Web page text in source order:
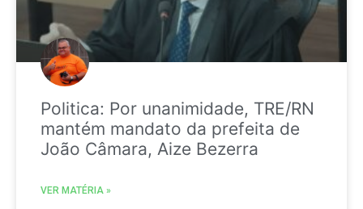
Politica: Por unanimidade, TRE/RN
mantém mandato da prefeita de
João Câmara, Aize Bezerra
VER MATÉRIA »